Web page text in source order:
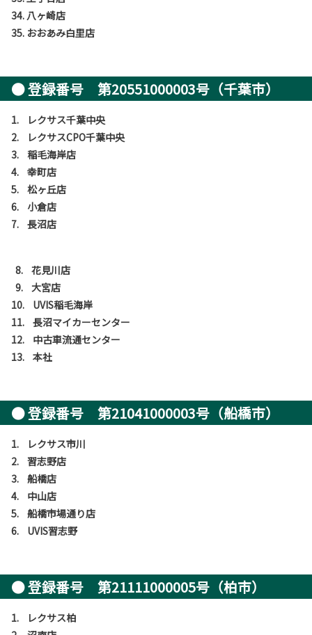
34. 八ヶ崎店
35. おおあみ白里店
● 登録番号 第20551000003号（千葉市）
1. レクサス千葉中央
2. レクサスCPO千葉中央
3. 稲毛海岸店
4. 幸町店
5. 松ヶ丘店
6. 小倉店
7. 長沼店
8. 花見川店
9. 大宮店
10. UVIS稲毛海岸
11. 長沼マイカーセンター
12. 中古車流通センター
13. 本社
● 登録番号 第21041000003号（船橋市）
1. レクサス市川
2. 習志野店
3. 船橋店
4. 中山店
5. 船橋市場通り店
6. UVIS習志野
● 登録番号 第21111000005号（柏市）
1. レクサス柏